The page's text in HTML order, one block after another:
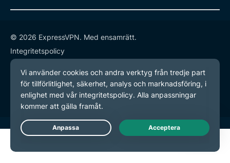
© 2026 ExpressVPN. Med ensamrätt.
Integritetspolicy
Användarvillkor
Inställningar för cookies
Live Chat